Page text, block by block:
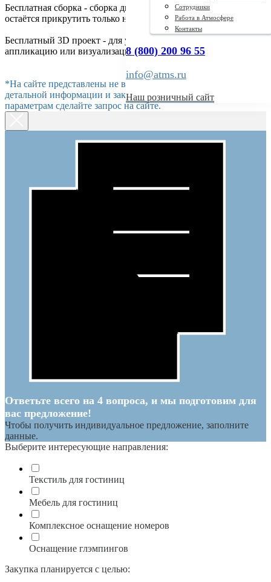
Сотрудники
Работа в Атмосфере
Контакты
8 (800) 200 96 55
info@atms.ru
Наш розничный сайт
Бесплатная сборка - сборка дивана входит в стоимость. Вам
остаётся прикрутить только ножки.
Бесплатный 3D проект - для удобства, предоставим 3D
аппликацию или визуализацию Вашей конфигурации.
*На сайте представлены не все позиции мебели. Для более
детальной информации и заказа по индивидуальным
параметрам сделайте запрос на сайте.
Ответьте всего на 4 вопроса, и мы подготовим для
вас предложение!
Чтобы получить индивидуальное предложение, заполните
данные.
Выберите интересующие направления:
Текстиль для гостиниц
Мебель для гостиниц
Комплексное оснащение номеров
Оснащение глэмпингов
Закупка планируется с целью: